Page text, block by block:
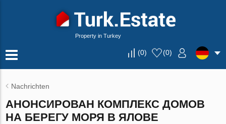
Property in Turkey
(0) (0)
Nachrichten
АНОНСИРОВАН КОМПЛЕКС ДОМОВ
НА БЕРЕГУ МОРЯ В ЯЛОВЕ